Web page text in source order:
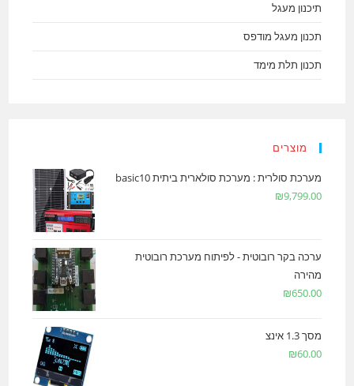
תיכנון מעגל
תכנון מעגל מודפס
תכנון תלת מימד
מוצרים
מערכת סולרית : מערכת סולארית ביתית basic10
₪9,799.00
ערכה בקר רובוטית - לפיתוח מערכת רובוטית
מהירה
₪650.00
מסך 1.3 אינצ
₪60.00